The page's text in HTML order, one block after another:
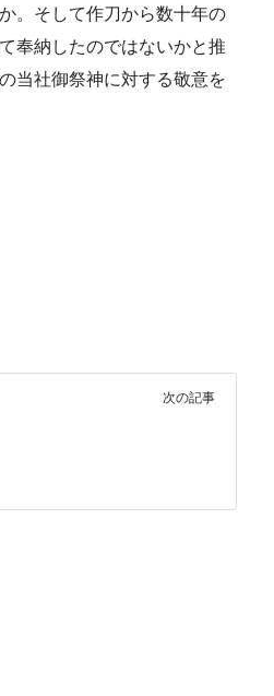
。そして作刀から数十年の
奉納したのではないかと推
当社御祭神に対する敬意を
次の記事